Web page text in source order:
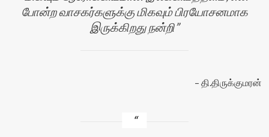
போன்ற வாசகர்களுக்கு மிகவும் பிரயோசனமாக
இருக்கிறது நன்றி
தி.திருக்குமரன்